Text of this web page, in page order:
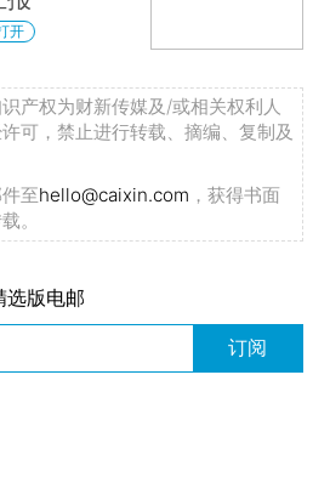
开
产权为财新传媒及/或相关权利人
可，禁止进行转载、摘编、复制及
至hello@caixin.com ，获得书面
。
选版电邮
订阅